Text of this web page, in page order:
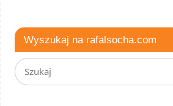
Wyszukaj na rafalsocha.com